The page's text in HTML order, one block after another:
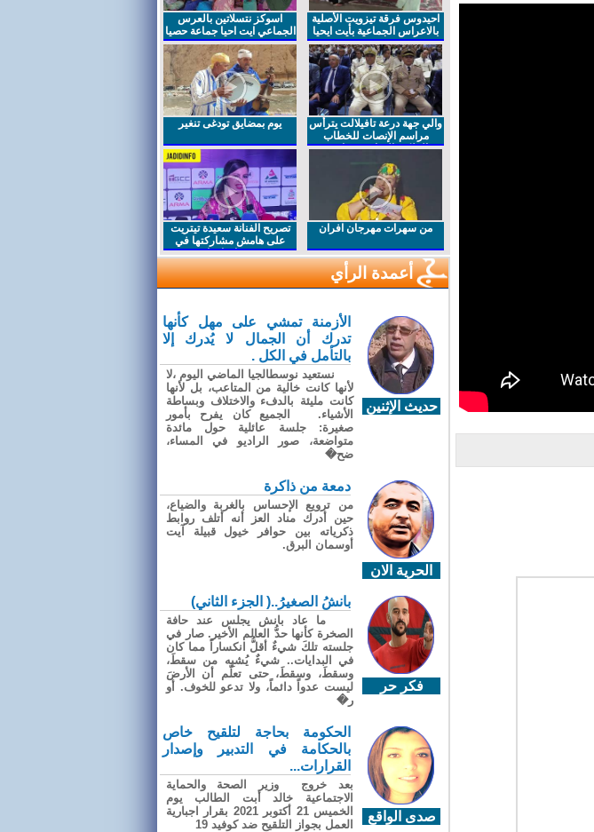
احيدوس فرقة تيزويت الأصلية
بالاعراس الجماعية بأيت ايحيا
اسوكز نتسلاتين بالعرس
الجماعي ايت احيا جماعة حصيا
والي جهة درعة تافيلالت يترأس
مراسم الإنصات للخطاب
الملكي السامي بمناسبة
يوم بمضايق تودغى تنغير
من سهرات مهرجان افران
تصريح الفنانة سعيدة تيتريت
على هامش مشاركتها في
مهرجان افران
أعمدة الرأي
حديث الإثنين
الأزمنة تمشي على مهل كأنها
تدرك أن الجمال لا يُدرك إلا
بالتأمل في الكل .
نستعيد نوسطالجيا الماضي اليوم ،لا
لأنها كانت خالية من المتاعب، بل لأنها
كانت مليئة بالدفء والاختلاف وبساطة
الأشياء. الجميع كان يفرح بأمور
صغيرة: جلسة عائلية حول مائدة
متواضعة، صور الراديو في المساء،
ضح�
الحرية الان
دمعة من ذاكرة
من ترويع الإحساس بالغربة والضياع،
حين أدرك مناد العز أنه أتلف روابط
ذكرياته بين حوافر خيول قبيلة آيت
أوسمان البرق.
فكر حر
بانشُ الصغيرُ..( الجزء الثاني)
ما عاد بانش يجلس عند حافة
الصخرة كأنها حدُّ العالم الأخير. صار في
جلسته تلكَ شيءٌ أقلُّ انكساراً مما كان
في البدايات.. شيءٌ يُشبِه من سقطَ،
وسقطَ، وسقطَ، حتى تعلّم أن الأرضَ
ليست عدواً دائماً، ولا تدعو للخوف. أو
ر�
صدى الواقع
الحكومة بحاجة لتلقيح خاص
بالحكامة في التدبير وإصدار
القرارات...
بعد خروج وزير الصحة والحماية
الاجتماعية خالد أبت الطالب يوم
الخميس 21 أكتوبر 2021 بقرار اجبارية
العمل بجواز التلقيح ضد كوفيد 19